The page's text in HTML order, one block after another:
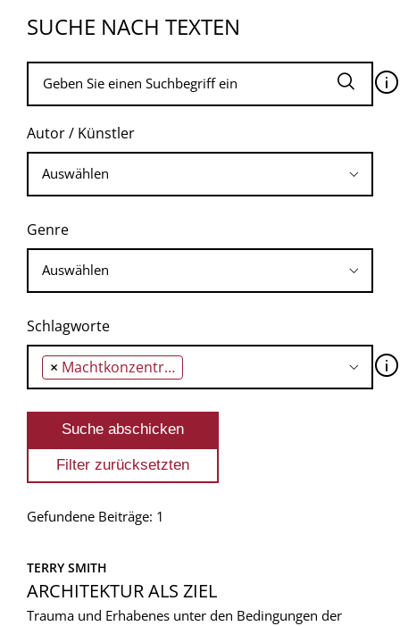
SUCHE NACH TEXTEN
🛈
Autor / Künstler
Genre
Schlagworte
× Machtkonzentration 🛈
Gefundene Beiträge: 1
TERRY SMITH
ARCHITEKTUR ALS ZIEL
Trauma und Erhabenes unter den Bedingungen der